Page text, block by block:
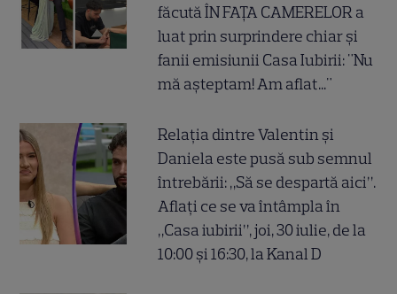
făcută ÎN FAȚA CAMERELOR a
luat prin surprindere chiar și
fanii emisiunii Casa Iubirii: "Nu
mă așteptam! Am aflat..."
Relația dintre Valentin și
Daniela este pusă sub semnul
întrebării: „Să se despartă aici”.
Aflați ce se va întâmpla în
„Casa iubirii”, joi, 30 iulie, de la
10:00 și 16:30, la Kanal D